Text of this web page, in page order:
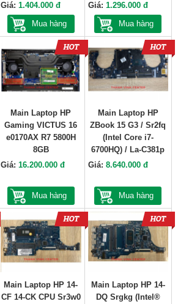
Giá:1.404.000 đ
Mua hàng
Giá: 1.296.000 đ
Mua hàng
Main Laptop HP
Gaming VICTUS 16
e0170AX R7 5800H
8GB
Giá:16.200.000 đ
Mua hàng
Main Laptop HP
ZBook 15 G3 / Sr2fq
(Intel Core i7-
6700HQ) / La-C381p
Giá: 8.640.000 đ
Mua hàng
Main Laptop HP 14-
CF 14-CK CPU Sr3w0
Main Laptop HP 14-
DQ Srgkg (Intel®